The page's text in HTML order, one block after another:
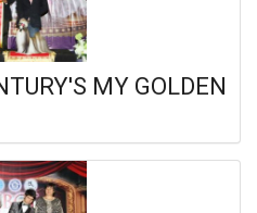
MY GOLDEN